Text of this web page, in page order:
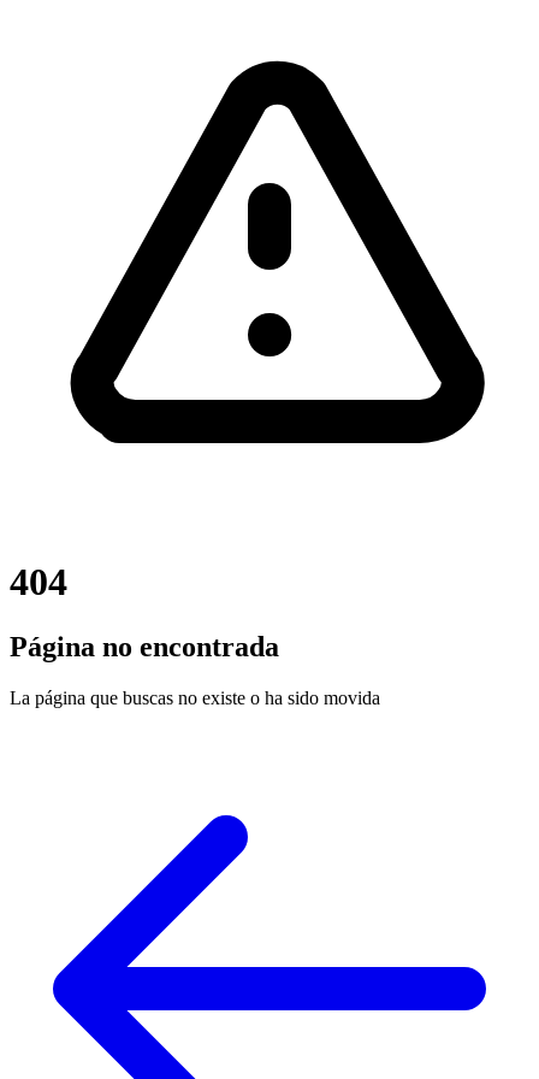
404
Página no encontrada
La página que buscas no existe o ha sido movida